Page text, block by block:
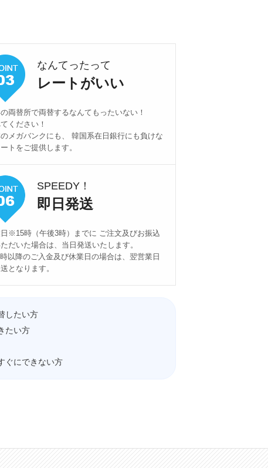
なんてったって
レートがいい
両替所で両替するなんてもったいない！
ください！
のメガバンクにも、 韓国系在日銀行にも負けな
トをご提供します。
SPEEDY！
即日発送
※15時（午後3時）までに ご注文及びお振込
だいた場合は、当日発送いたします。
以降のご入金及び休業日の場合は、翌営業日
となります。
したい方
たい方
ぐにできない方